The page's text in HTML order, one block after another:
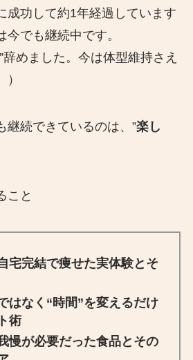
成功して約1年経過しています
でも継続中です。
辞めました。今は体型維持さえ
継続できているのは、”楽し
こと
宅完結で痩せた実体験とそ
はなく“時間”を変えるだけ
術
慢が必要だった食品とその